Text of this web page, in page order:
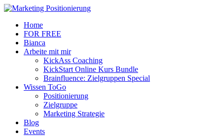
Home
FOR FREE
Bianca
Arbeite mit mir
KickAss Coaching
KickStart Online Kurs Bundle
Brainfluence: Zielgruppen Special
Wissen ToGo
Positionierung
Zielgruppe
Marketing Strategie
Blog
Events